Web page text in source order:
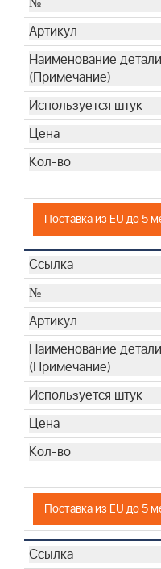
Поставка из EU до 5
Поставка из EU до 5